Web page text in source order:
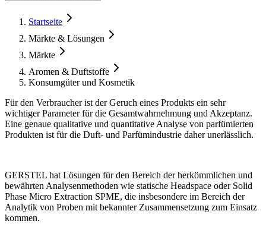
Form Dialog
Startseite
Märkte & Lösungen
Märkte
Aromen & Duftstoffe
Konsumgüter und Kosmetik
Für den Verbraucher ist der Geruch eines Produkts ein sehr
wichtiger Parameter für die Gesamtwahrnehmung und Akzeptanz.
Eine genaue qualitative und quantitative Analyse von parfümierten
Produkten ist für die Duft- und Parfümindustrie daher unerlässlich.
GERSTEL hat Lösungen für den Bereich der herkömmlichen und
bewährten Analysenmethoden wie statische Headspace oder Solid
Phase Micro Extraction SPME, die insbesondere im Bereich der
Analytik von Proben mit bekannter Zusammensetzung zum Einsatz
kommen.